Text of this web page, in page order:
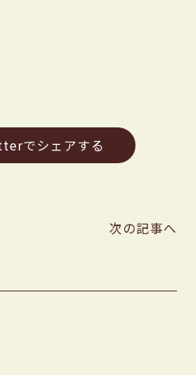
でシェアする
次の記事へ